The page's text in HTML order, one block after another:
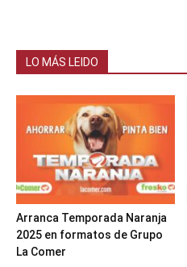
LO MÁS LEIDO
Arranca Temporada Naranja
2025 en formatos de Grupo
La Comer